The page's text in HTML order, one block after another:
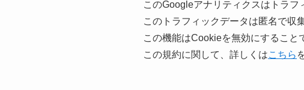
このGoogleアナリティクスはトラフ
このトラフィックデータは匿名で収
この機能はCookieを無効にすること
この規約に関して、詳しくはこちら